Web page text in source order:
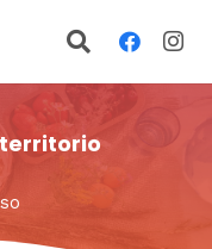
territorio